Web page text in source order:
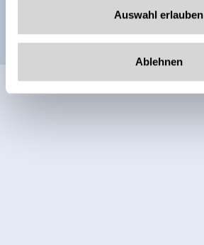
Auswahl erlauben
Ablehnen